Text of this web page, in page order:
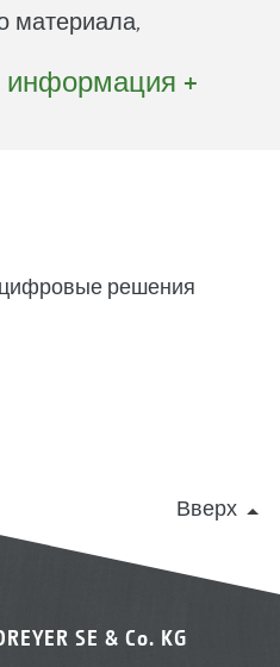
материала,
на
информация +
решения
Вверх
SE & Co. KG